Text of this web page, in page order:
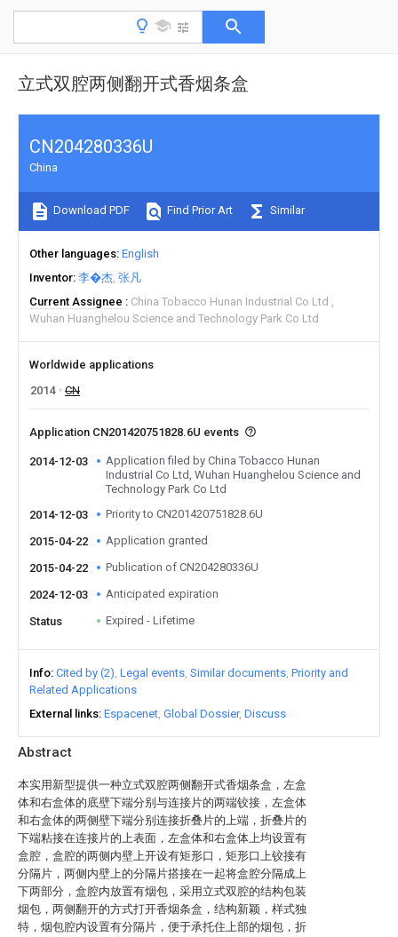
立式双腔两侧翻开式香烟条盒
Abstract
本实用新型提供一种立式双腔两侧翻开式香烟条盒，左盒
体和右盒体的底壁下端分别与连接片的两端铰接，左盒体
和右盒体的两侧壁下端分别连接折叠片的上端，折叠片的
下端粘接在连接片的上表面，左盒体和右盒体上均设置有
盒腔，盒腔的两侧内壁上开设有矩形口，矩形口上铰接有
分隔片，两侧内壁上的分隔片搭接在一起将盒腔分隔成上
下两部分，盒腔内放置有烟包，采用立式双腔的结构包装
烟包，两侧翻开的方式打开香烟条盒，结构新颖，样式独
特，烟包腔内设置有分隔片，便于承托住上部的烟包，折
CN204280336U
China
Download PDF Find Prior Art Similar
Other languages English
Inventor 李�杰 张凡
Current Assignee
China Tobacco Hunan Industrial Co Ltd
Wuhan Huanghelou Science and Technology Park Co Ltd
Worldwide applications
2014
CN
Application CN201420751828.6U events
2014-12-03
Application filed by China Tobacco Hunan
Industrial Co Ltd, Wuhan Huanghelou Science and
Technology Park Co Ltd
2014-12-03
Priority to CN201420751828.6U
2015-04-22 Application granted
2015-04-22 Publication of CN204280336U
2024-12-03 Anticipated expiration
Status Expired - Lifetime
Info Cited by (2) Legal events Similar documents Priority and
Related Applications
External links Espacenet Global Dossier Discuss